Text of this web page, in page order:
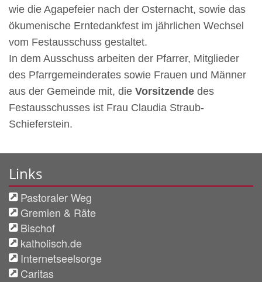
wie die Agapefeier nach der Osternacht, sowie das
ökumenische Erntedankfest im jährlichen Wechsel
vom Festausschuss gestaltet.
In dem Ausschuss arbeiten der Pfarrer, Mitglieder
des Pfarrgemeinderates sowie Frauen und Männer
aus der Gemeinde mit, die Vorsitzende des
Festausschusses ist Frau Claudia Straub-
Schieferstein.
Links
Pastoraler Weg
Gremien & Räte
Bischof
katholisch.de
Internetseelsorge
Caritas